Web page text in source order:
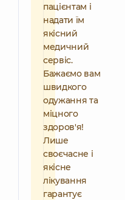
пацієнтам і
надати їм
якісний
медичний
сервіс.
Бажаємо вам
швидкого
одужання та
міцного
здоров'я!
Лише
своєчасне і
якісне
лікування
гарантує